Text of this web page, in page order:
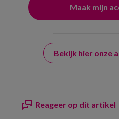
Bekijk hier onze
Reageer op dit artikel